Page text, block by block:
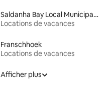
Saldanha Bay Local Municipality
Locations de vacances
Franschhoek
Locations de vacances
Afficher plus